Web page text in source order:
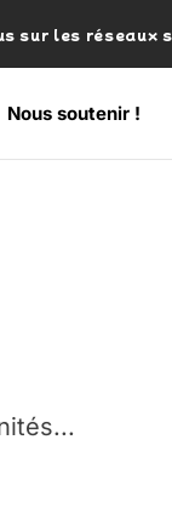
sur les réseaux
Nous soutenir !